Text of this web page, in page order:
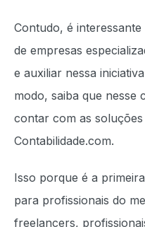
Contudo, é
de empresas
e auxiliar nessa
modo, saiba que nesse
contar com as
Contabilidade.com.
Isso porque é a
para profissionais do
freelancers,